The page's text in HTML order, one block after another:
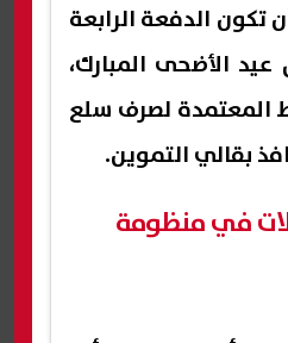
الدفعة الرابعة
عيد الأضحى المبارك،
المعتمدة لصرف سلع
بقالي التموين.
في منظومة